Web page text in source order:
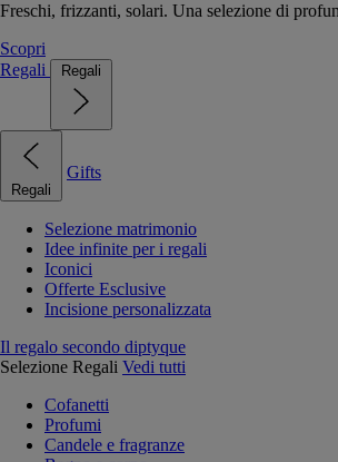
Freschi, frizzanti, solari. Una selezione di
Scopri
Regali
Regali
Regali
Gifts
Selezione matrimonio
Idee infinite per i regali
Iconici
Offerte Esclusive
Incisione personalizzata
Il regalo secondo diptyque
Selezione Regali Vedi tutti
Cofanetti
Profumi
Candele e fragranze